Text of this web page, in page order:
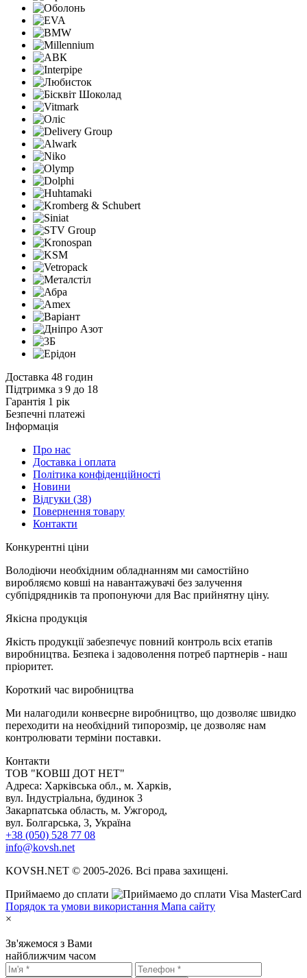
Доставка 48 годин
Підтримка з 9 до 18
Гарантія 1 рік
Безпечні платежі
Інформація
Про нас
Доставка і оплата
Політика конфіденційності
Новини
Відгуки (38)
Повернення товару
Контакти
Конкурентні ціни
Володіючи необхідним обладнанням ми самостійно
виробляємо ковші на навантажувачі без залучення
субпідрядників та пропонуючи для Вас прийнятну ціну.
Якісна продукція
Якість продукції забезпечує повний контроль всіх етапів
виробництва. Безпека і задоволення потреб партнерів - наш
пріоритет.
Короткий час виробництва
Ми налагодили конвеєрне виробництво, що дозволяє швидко
переходити на необхідний типорозмір, це дозволяє нам
контролювати терміни поставки.
Контакти
TOB "КОВШ ДОТ НЕТ"
Адреса: Харківська обл., м. Харків,
вул. Індустріальна, будинок 3
Закарпатська область, м. Ужгород,
вул. Болгарська, 3, Україна
+38 (050) 528 77 08
info@kovsh.net
KOVSH.NET © 2005-2026. Всі права захищені.
Приймаемо до сплати
Порядок та умови використання Мапа сайту
×
Зв'яжемося з Вами
найближчим часом